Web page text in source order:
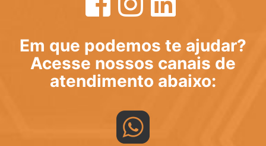
Em que podemos te ajudar?
Acesse nossos canais de
atendimento abaixo: